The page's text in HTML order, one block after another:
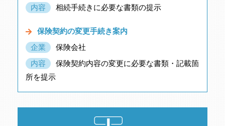
内容
相続手続きに必要な書類の提示
保険契約の変更手続き案内
企業
保険会社
内容
保険契約内容の変更に必要な書類・記載箇
所を提示